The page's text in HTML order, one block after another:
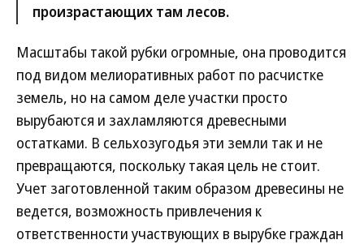
произрастающих там лесов.
Масштабы такой рубки огромные, она проводится
под видом мелиоративных работ по расчистке
земель, но на самом деле участки просто
вырубаются и захламляются древесными
остатками. В сельхозугодья эти земли так и не
превращаются, поскольку такая цель не стоит.
Учет заготовленной таким образом древесины не
ведется, возможность привлечения к
ответственности участвующих в вырубке граждан